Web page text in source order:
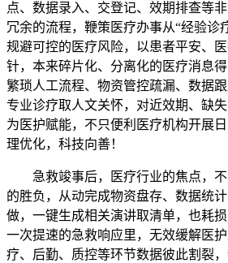
点、数据录入、交登记、效期排查等
冗余的流程，鞭策医疗办事从“经验诊
规避可控的医疗风险，以患者平安、
针，本来碎片化、分离化的医疗消息
繁琐人工流程、物资管控疏漏、数据
专业诊疗取人文关怀，对近效期、缺失
为医护赋能，不只便利医疗机构开展
理优化，科技向善！
急救竣事后，医疗行业的焦点，不
的胜负，从动完成物资盘存、数据统
做，一键生成相关演讲取清单，也耗
一次提速的急救响应里，无效缓解医
疗、后勤、质控等环节数据彼此割裂